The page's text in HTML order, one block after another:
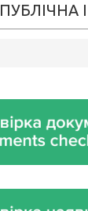
ПУБЛІЧНА